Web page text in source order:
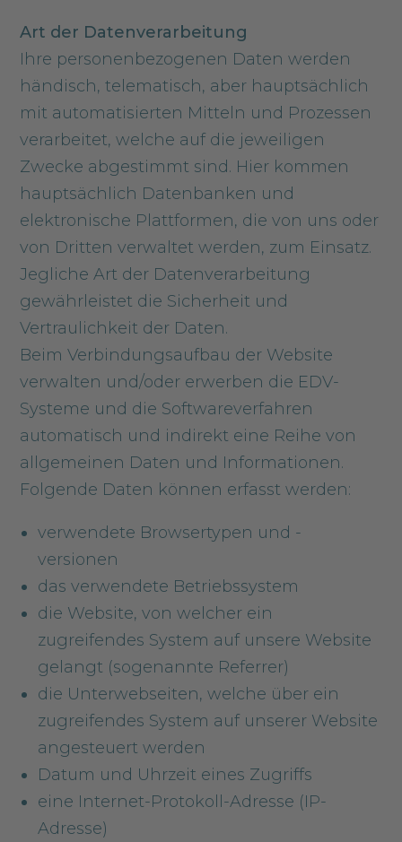
Art der Datenverarbeitung
Ihre personenbezogenen Daten werden
händisch, telematisch, aber hauptsächlich
mit automatisierten Mitteln und Prozessen
verarbeitet, welche auf die jeweiligen
Zwecke abgestimmt sind. Hier kommen
hauptsächlich Datenbanken und
elektronische Plattformen, die von uns oder
von Dritten verwaltet werden, zum Einsatz.
Jegliche Art der Datenverarbeitung
gewährleistet die Sicherheit und
Vertraulichkeit der Daten.
Beim Verbindungsaufbau der Website
verwalten und/oder erwerben die EDV-
Systeme und die Softwareverfahren
automatisch und indirekt eine Reihe von
allgemeinen Daten und Informationen.
Folgende Daten können erfasst werden:
verwendete Browsertypen und -
versionen
das verwendete Betriebssystem
die Website, von welcher ein
zugreifendes System auf unsere Website
gelangt (sogenannte Referrer)
die Unterwebseiten, welche über ein
zugreifendes System auf unserer Website
angesteuert werden
Datum und Uhrzeit eines Zugriffs
eine Internet-Protokoll-Adresse (IP-
Adresse)